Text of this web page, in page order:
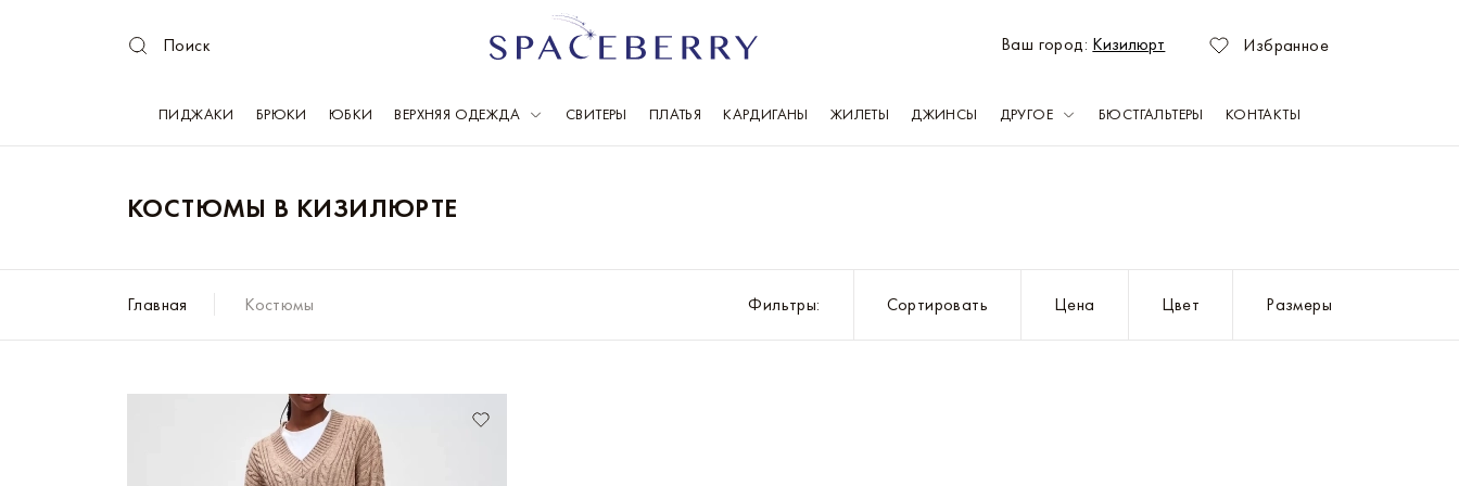
Поиск Ваш город: Кизилюрт Избранное
ПИДЖАКИ БРЮКИ ЮБКИ ВЕРХНЯЯ ОДЕЖДА СВИТЕРЫ ПЛАТЬЯ КАРДИГАНЫ ЖИЛЕТЫ ДЖИНСЫ ДРУГОЕ БЮСТГАЛЬТЕРЫ КОНТАКТЫ
КОСТЮМЫ В КИЗИЛЮРТЕ
Главная Костюмы Фильтры: Сортировать Цена Цвет Размеры
Санкт-Петербург
Балашиха
Барнаул
Кемерово
Краснодар
Красноярск
Пермь
Ростов-на-Дону
Самара